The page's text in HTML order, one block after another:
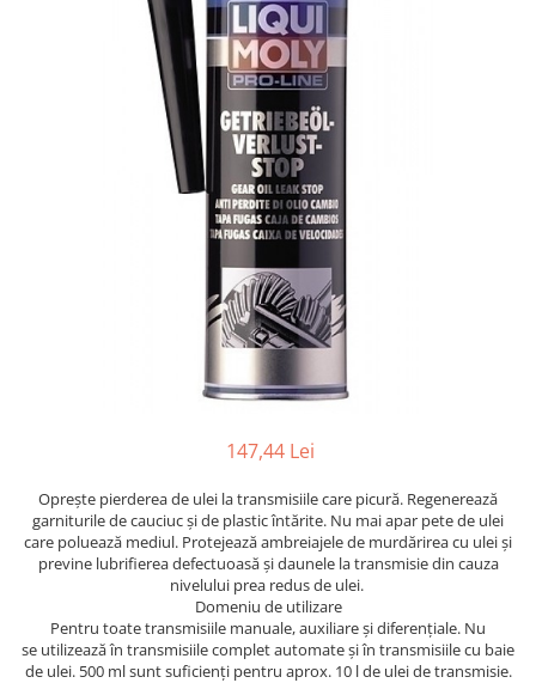
Intretinere motor
Curatare generala
Spalare si detailing rapid
Decontaminare vopsea
Recipiente si pulverizatoare
■ Filtre ulei
■ Filtre aer
■ Filtre combustibil
■ Filtre hidraulice
147,44 Lei
Opreşte pierderea de ulei la transmisiile care picură. Regenerează
garniturile de cauciuc şi de plastic întărite. Nu mai apar pete de ulei
care poluează mediul. Protejează ambreiajele de murdărirea cu ulei şi
previne lubrifierea defectuoasă şi daunele la transmisie din cauza
nivelului prea redus de ulei.
Domeniu de utilizare
Pentru toate transmisiile manuale, auxiliare şi diferenţiale. Nu
se utilizează în transmisiile complet automate şi în transmisiile cu baie
de ulei. 500 ml sunt suficienţi pentru aprox. 10 l de ulei de transmisie.